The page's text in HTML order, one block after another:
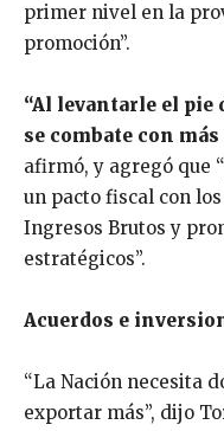
primer nivel en la
promoción”.
“Al levantarle el pie
se combate con
afirmó, y agregó que
un pacto fiscal con
Ingresos Brutos y
estratégicos”.
Acuerdos e
“La Nación necesita
exportar más”, dijo